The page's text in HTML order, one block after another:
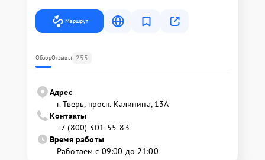
Маршрут
ОбзорОтзывы 255
Адрес
г. Тверь, просп. Калинина, 13А
Контакты
+7 (800) 301-55-83
Время работы
Работаем с 09:00 до 21:00